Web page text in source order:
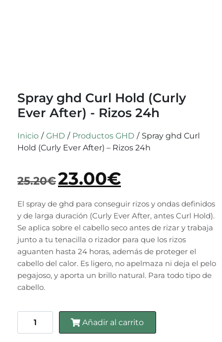
Spray ghd Curl Hold (Curly
Ever After) - Rizos 24h
Inicio / GHD / Productos GHD / Spray ghd Curl
Hold (Curly Ever After) – Rizos 24h
25.20€23.00€
El spray de ghd para conseguir rizos y ondas definidos
y de larga duración (Curly Ever After, antes Curl Hold).
Se aplica sobre el cabello seco antes de rizar y trabaja
junto a tu tenacilla o rizador para que los rizos
aguanten hasta 24 horas, además de proteger el
cabello del calor. Es ligero, no apelmaza ni deja el pelo
pegajoso, y aporta un brillo natural. Para todo tipo de
cabello.
Añadir al carrito